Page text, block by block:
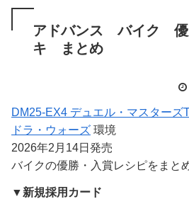
アドバンス バイク 優
キ まとめ
DM25-EX4 デュエル・マスターズ
ドラ・ウォーズ 環境
2026年2月14日発売
バイクの優勝・入賞レシピをまと
▼新規採用カード